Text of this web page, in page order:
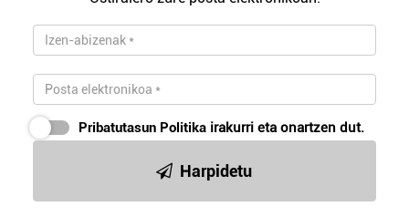
Pribatutasun Politika irakurri eta onartzen dut.
Harpidetu